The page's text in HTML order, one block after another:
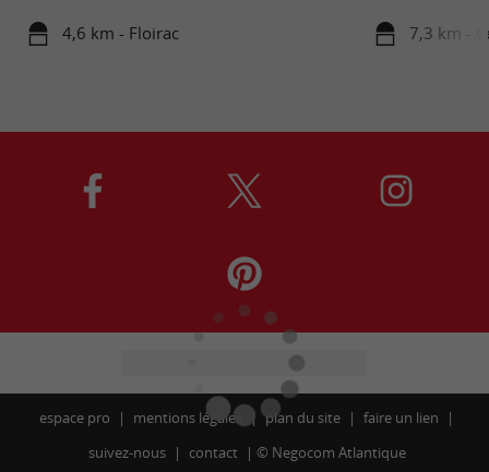
4,6 km - Floirac 7,3 km -
espace pro mentions légales plan du site
faire un lien
suivez-nous
contact © Negocom Atlantique